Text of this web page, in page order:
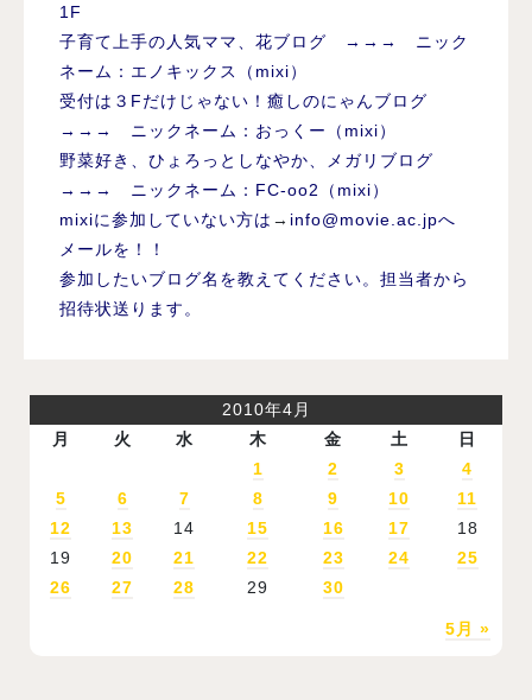
1F
子育て上手の人気ママ、花ブログ →→→ ニック
ネーム：エノキックス（mixi）
受付は３Fだけじゃない！癒しのにゃんブログ
→→→ ニックネーム：おっくー（mixi）
野菜好き、ひょろっとしなやか、メガリブログ
→→→ ニックネーム：FC-oo2（mixi）
mixiに参加していない方は → info@movie.ac.jpへ
メールを！！
参加したいブログ名を教えてください。担当者から
招待状送ります。
2010年4月
月
火 水 木 金 土 日
5月 »
1 2 3
4
5
6 7 8 9 10
11
12
13 14 15 16 17
18
19
20 21 22 23 24
25
26
27 28 29 30